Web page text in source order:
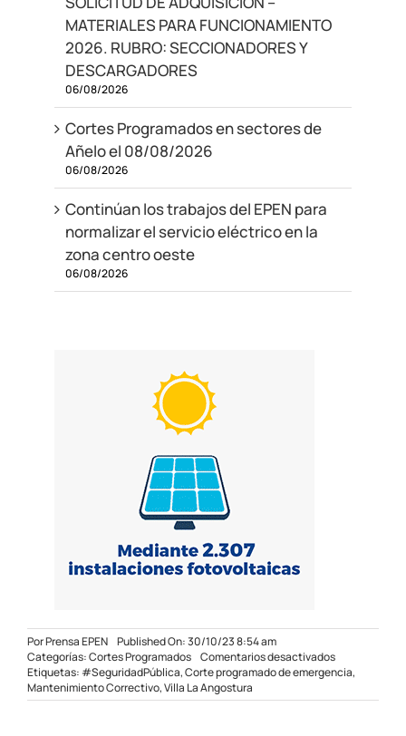
MATERIALES PARA FUNCIONAMIENTO
2026. RUBRO: SECCIONADORES Y
DESCARGADORES
06/08/2026
Cortes Programados en sectores de
Añelo el 08/08/2026
06/08/2026
Continúan los trabajos del EPEN para
normalizar el servicio eléctrico en la
zona centro oeste
06/08/2026
PorPrensa EPEN Published On: 30/10/23 8:54 am
Categorías:Cortes Programados Comentarios desactivadosen
Corte
de
Etiquetas: #SeguridadPública,Corte programado de emergencia,
Mantenimiento Correctivo,Villa La Angostura